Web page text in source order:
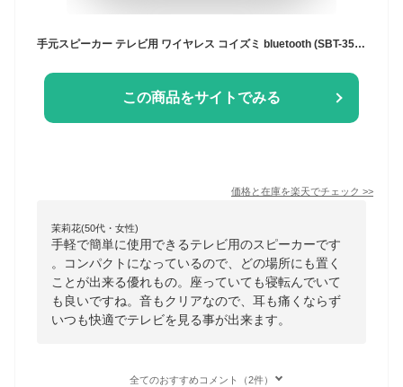
手元スピーカー テレビ用 ワイヤレス コイズミ bluetooth (SBT-3500） KOIZUMI 小泉成器 コンパクト 充電 キッチン 台所 プレゼント 家族 高齢者 父 母 補聴器 音ズレ 低減 無線 ギフト プレゼント おすすめ 新生活
この商品をサイトでみる
価格と在庫を楽天でチェック >>
茉莉花(50代・女性)
手軽で簡単に使用できるテレビ用のスピーカーです
。コンパクトになっているので、どの場所にも置く
ことが出来る優れもの。座っていても寝転んでいて
も良いですね。音もクリアなので、耳も痛くならず
いつも快適でテレビを見る事が出来ます。
全てのおすすめコメント（2件）